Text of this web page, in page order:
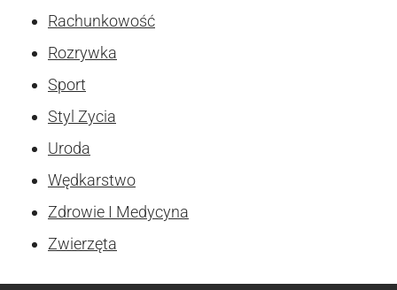
Rachunkowość
Rozrywka
Sport
Styl Zycia
Uroda
Wędkarstwo
Zdrowie I Medycyna
Zwierzęta